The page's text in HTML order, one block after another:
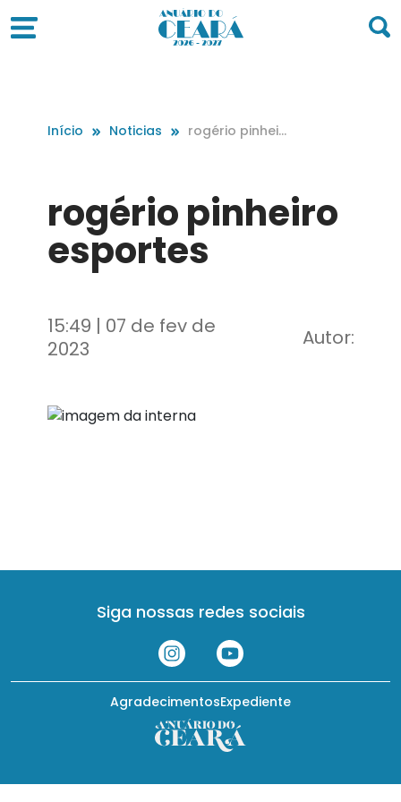
Início Noticias
rogério pinheir
rogério pinheiro
esportes
15:49 | 07 de fev de
2023
Autor:
Siga nossas redes sociais
Expediente
Agradecimentos